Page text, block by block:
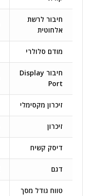
חיבור לרשת
אלחוטית
מודם סלולרי
חיבור Display
Port
זיכרון מקסימלי
זיכרון
דיסק קשיח
דגם
טווח גודל מסך